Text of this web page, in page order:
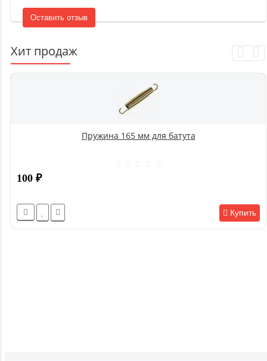
Оставить отзыв
Хит продаж
Пружина 165 мм для батута
100 ₽
Купить